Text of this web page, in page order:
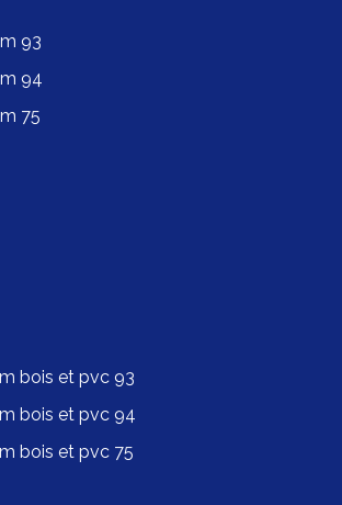
93
94
75
bois et pvc 93
bois et pvc 94
bois et pvc 75